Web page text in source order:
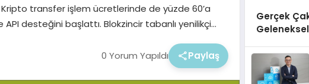
transfer işlem ücretlerinde de yüzde 60’a
API desteğini başlattı. Blokzincir tabanlı yenilikçi…
0 Yorum Yapıldı Paylaş
Gerçek